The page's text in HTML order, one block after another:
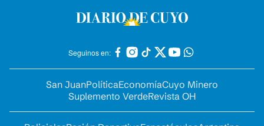
Seguinos en:
San JuanPolíticaEconomíaCuyo Minero
Suplemento VerdeRevista OH